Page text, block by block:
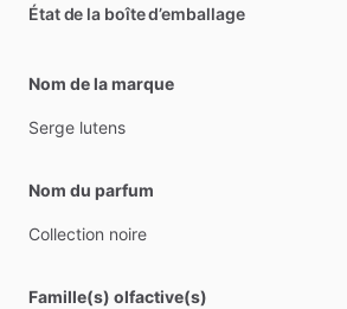
État de la boîte d’emballage
Nom de la marque
Serge lutens
Nom du parfum
Collection noire
Famille(s) olfactive(s)